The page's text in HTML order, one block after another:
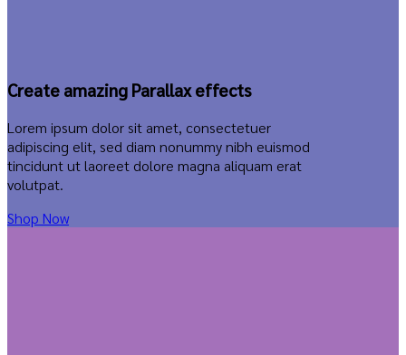
Create amazing Parallax effects
Lorem ipsum dolor sit amet, consectetuer
adipiscing elit, sed diam nonummy nibh euismod
tincidunt ut laoreet dolore magna aliquam erat
volutpat.
Shop Now